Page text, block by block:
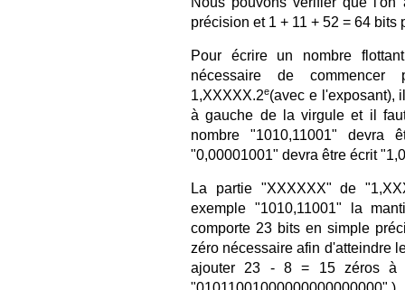
précision et 1 + 11 + 52 = 64
Pour écrire un nombre
nécessaire de
1,XXXXX.2e(avec e l'exposant),
à gauche de la virgule et il
nombre "1010,11001" devra
"0,00001001" devra être écrit
La partie "XXXXXX" de
exemple "1010,11001" la
comporte 23 bits en simple
zéro nécessaire afin d'atteindre
ajouter 23 - 8 = 15 zéros à